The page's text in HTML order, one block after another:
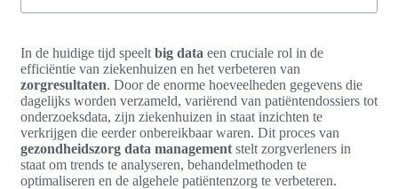
In de huidige tijd speelt big data een cruciale rol in de
efficiëntie van ziekenhuizen en het verbeteren van
zorgresultaten. Door de enorme hoeveelheden gegevens die
dagelijks worden verzameld, variërend van patiëntendossiers tot
onderzoeksdata, zijn ziekenhuizen in staat inzichten te
verkrijgen die eerder onbereikbaar waren. Dit proces van
gezondheidszorg data management stelt zorgverleners in
staat om trends te analyseren, behandelmethoden te
optimaliseren en de algehele patiëntenzorg te verbeteren.